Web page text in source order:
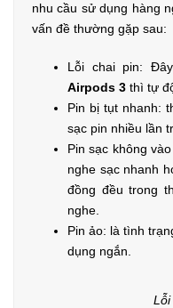
nhu cầu sử dụng hàng
vấn đề thường gặp sau:
Lỗi chai pin:
Airpods 3 thì tự
Pin bị tụt nhanh:
sạc pin nhiều lần
Pin sạc không
nghe sạc nhanh
đồng đều trong
nghe.
Pin ảo: là tình
dụng ngắn.
Lỗi